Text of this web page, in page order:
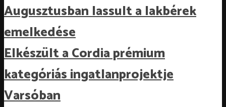
Augusztusban lassult a lakbérek
emelkedése
Elkészült a Cordia prémium
kategóriás ingatlanprojektje
Varsóban